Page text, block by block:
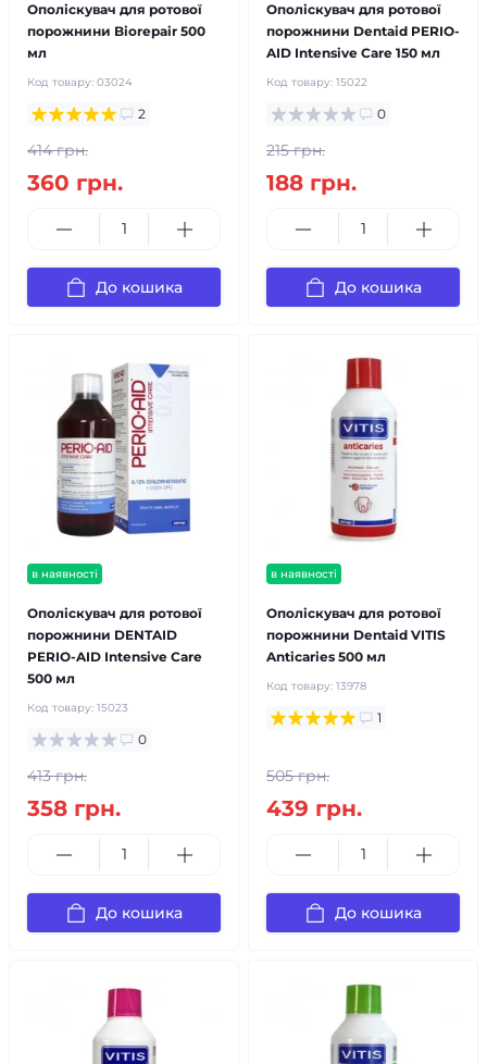
Ополіскувач для ротової
порожнини Biorepair 500
мл
Код товару: 03024
2
414 грн.
360 грн.
До кошика
Ополіскувач для ротової
порожнини Dentaid PERIO-
AID Intensive Care 150 мл
Код товару: 15022
0
215 грн.
188 грн.
До кошика
в наявності
Ополіскувач для ротової
порожнини DENTAID
PERIO-AID Intensive Care
500 мл
Код товару: 15023
0
413 грн.
358 грн.
До кошика
в наявності
Ополіскувач для ротової
порожнини Dentaid VITIS
Anticaries 500 мл
Код товару: 13978
1
505 грн.
439 грн.
До кошика